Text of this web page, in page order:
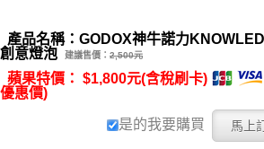
產品名稱：GODOX神牛諾力
創意燈泡
建議售價： 2,500元
蘋果特價： $1,800元(含稅刷卡)
優惠價)
是的我要購買